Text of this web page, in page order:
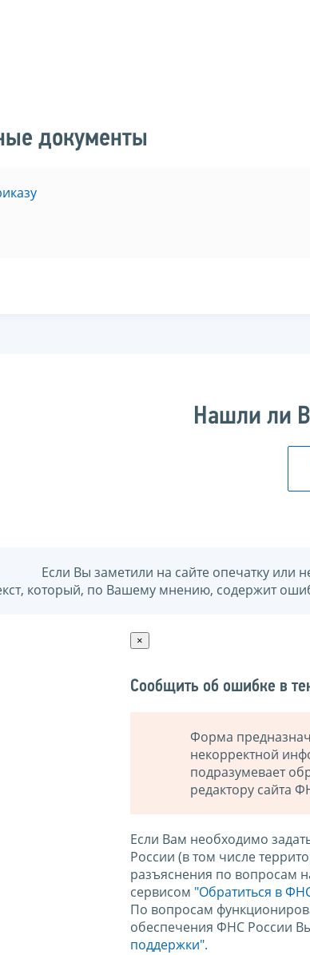
документы
Нашли ли
Если Вы заметили на сайте опечатку
который, по Вашему мнению, содержит
×
Сообщить об ошибке в
Форма
некорректной
подразумевает
редактору сайта
Если Вам необходимо
России (в том числе
разъяснения по вопросам
сервисом "Обратиться в
По вопросам
обеспечения ФНС России
поддержки".